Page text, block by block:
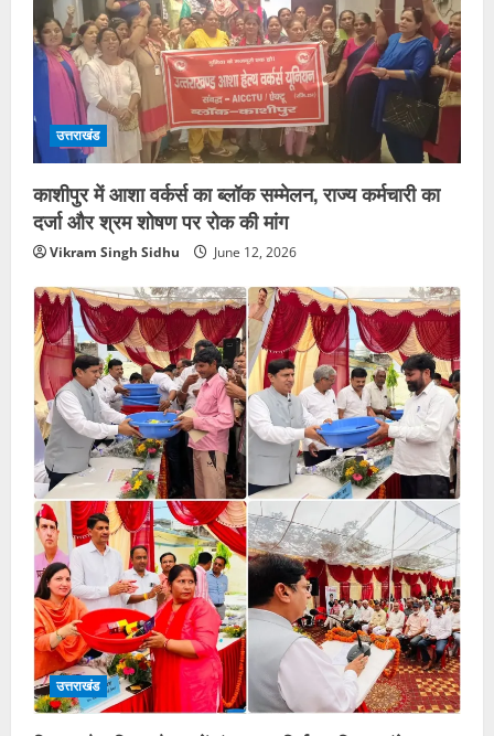
उत्तराखंड
काशीपुर में आशा वर्कर्स का ब्लॉक सम्मेलन, राज्य कर्मचारी का
दर्जा और श्रम शोषण पर रोक की मांग
Vikram Singh Sidhu June 12, 2026
उत्तराखंड